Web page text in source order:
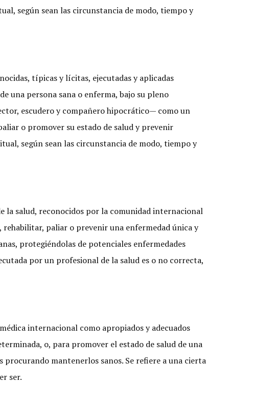
según sean las circunstancia de modo, tiempo y
típicas y lícitas, ejecutadas y aplicadas
una persona sana o enferma, bajo su pleno
escudero y compañero hipocrático— como un
o promover su estado de salud y prevenir
según sean las circunstancia de modo, tiempo y
la salud, reconocidos por la comunidad internacional
rehabilitar, paliar o prevenir una enfermedad única y
protegiéndolas de potenciales enfermedades
por un profesional de la salud es o no correcta,
internacional como apropiados y adecuados
o, para promover el estado de salud de una
mantenerlos sanos. Se refiere a una cierta
ser.